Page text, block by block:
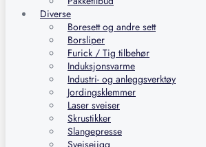
Diverse
Boresett og andre sett
Borsliper
Furick / Tig tilbehør
Induksjonsvarme
Industri- og anleggsverktøy
Jordingsklemmer
Laser sveiser
Skrustikker
Slangepresse
Sveisejigg